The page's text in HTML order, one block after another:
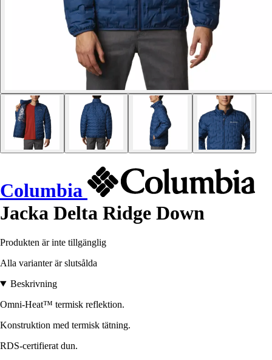
Columbia
Jacka Delta Ridge Down
Produkten är inte tillgänglig
Alla varianter är slutsålda
Beskrivning
Omni-Heat™ termisk reflektion.
Konstruktion med termisk tätning.
RDS-certifierat dun.